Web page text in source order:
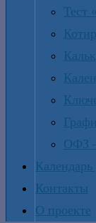
Тест
ОФЗ
Контакты
О проекте